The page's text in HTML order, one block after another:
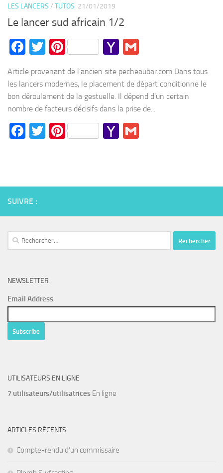
LES LANCERS / TUTOS 21/01/2019
Le lancer sud africain 1/2
Facebook
TwitterPinterestYahoo
Article provenant de l’ancien site pecheaubar.com Dans tous
les lancers modernes, le placement de départ conditionne le
bon déroulement de la gestuelle. Il dépend d’un certain
nombre de facteurs décisifs dans la prise de...
Facebook
TwitterPinterestYahoo
SUIVRE :
Rechercher :
NEWSLETTER
Email Address
UTILISATEURS EN LIGNE
7 utilisateurs/utilisatrices En ligne
ARTICLES RÉCENTS
Compte-rendu d’un commissaire